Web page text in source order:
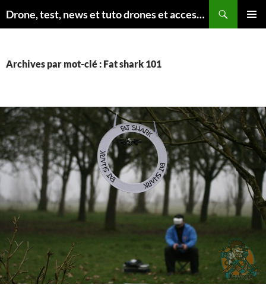
au
Drone, test, news et tuto drones et accessoires
Archives par mot-clé : Fat shark 101